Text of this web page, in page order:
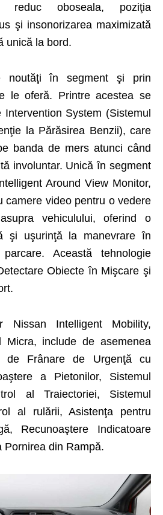
reduc oboseala, poziţia
şi insonorizarea maximizată
unică la bord.
noutăţi în segment şi prin
le oferă. Printre acestea se
System (Sistemul
la Părăsirea Benzii), care
banda de mers atunci când
involuntar. Unică în segment
Around View Monitor,
camere video pentru o vedere
vehiculului, oferind o
şi uşurinţă la manevrare în
Această tehnologie
Obiecte în Mişcare şi
Nissan Intelligent Mobility,
Micra, include de asemenea
de Frânare de Urgenţă cu
a Pietonilor, Sistemul
al Traiectoriei, Sistemul
al rulării, Asistenţa pentru
Recunoaştere Indicatoare
Pornirea din Rampă.